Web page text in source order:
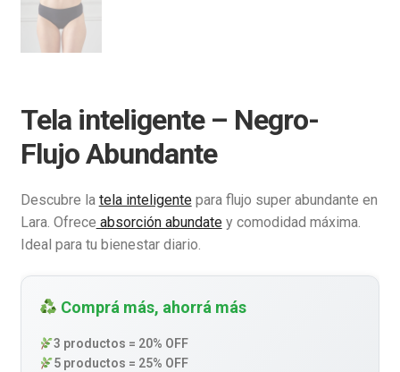
Tela inteligente – Negro-
Flujo Abundante
Descubre la tela inteligentepara flujo super abundante en
Lara. Ofrece absorción abundatey comodidad máxima.
Ideal para tu bienestar diario.
Comprá más, ahorrá más
3 productos = 20% OFF
5 productos = 25% OFF